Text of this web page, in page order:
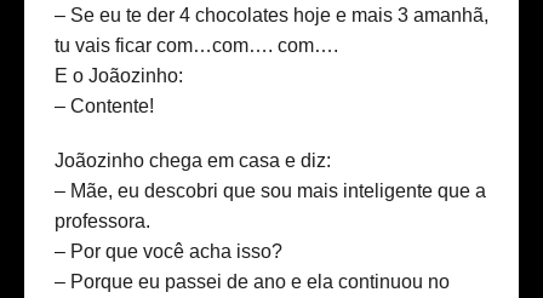
– Se eu te der 4 chocolates hoje e mais 3 amanhã,
tu vais ficar com…com…. com….
E o Joãozinho:
– Contente!
Joãozinho chega em casa e diz:
– Mãe, eu descobri que sou mais inteligente que a
professora.
– Por que você acha isso?
– Porque eu passei de ano e ela continuou no